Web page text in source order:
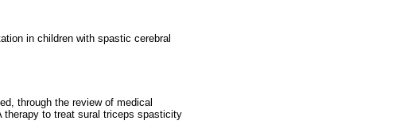
in children with spastic cerebral
through the review of medical
therapy to treat sural triceps spasticity